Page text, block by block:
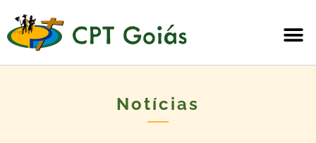
Notícias